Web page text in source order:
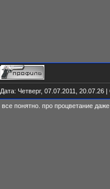
Дата: Четверг, 07.07.2011, 20.07.26
все понятно. про процветание